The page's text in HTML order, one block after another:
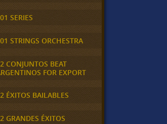
SERIES
STRINGS ORCHESTRA
CONJUNTOS BEAT
FOR EXPORT
ÉXITOS BAILABLES
GRANDES ÉXITOS